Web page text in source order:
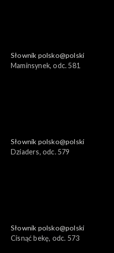
Słownik polsko@polski
Maminsynek, odc. 581
Słownik polsko@polski
Dziaders, odc. 579
Słownik polsko@polski
Cisnąć bekę, odc. 573